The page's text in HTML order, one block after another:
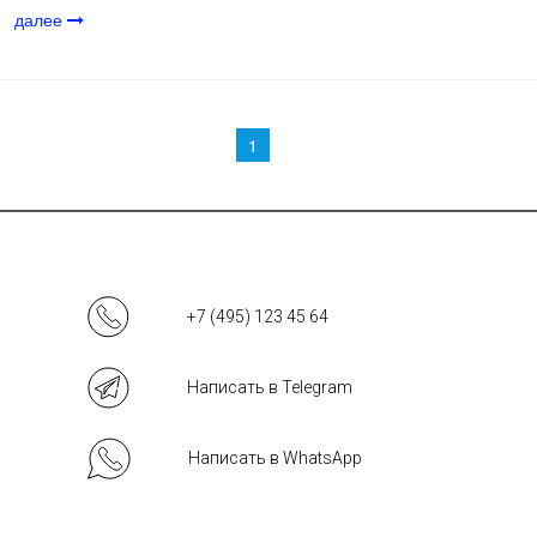
далее
1
+7 (495) 123 45 64
Написать в Telegram
Написать в WhatsApp